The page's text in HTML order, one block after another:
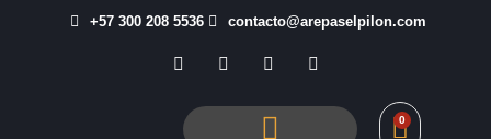
+57 300 208 5536 contacto@arepaselpilon.com
0